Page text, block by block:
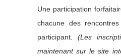
Une participation
chacune des
participant.(Les
maintenant sur le site